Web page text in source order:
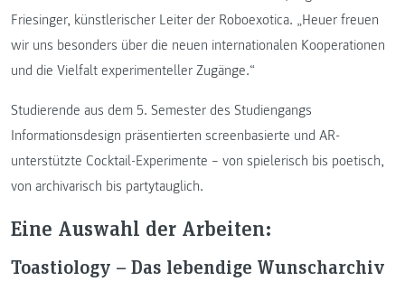
Friesinger, künstlerischer Leiter der Roboexotica. „Heuer freuen
wir uns besonders über die neuen internationalen Kooperationen
und die Vielfalt experimenteller Zugänge.“
Studierende aus dem 5. Semester des Studiengangs
Informationsdesign präsentierten screenbasierte und AR-
unterstützte Cocktail-Experimente – von spielerisch bis poetisch,
von archivarisch bis partytauglich.
Eine Auswahl der Arbeiten:
Toastiology – Das lebendige Wunscharchiv